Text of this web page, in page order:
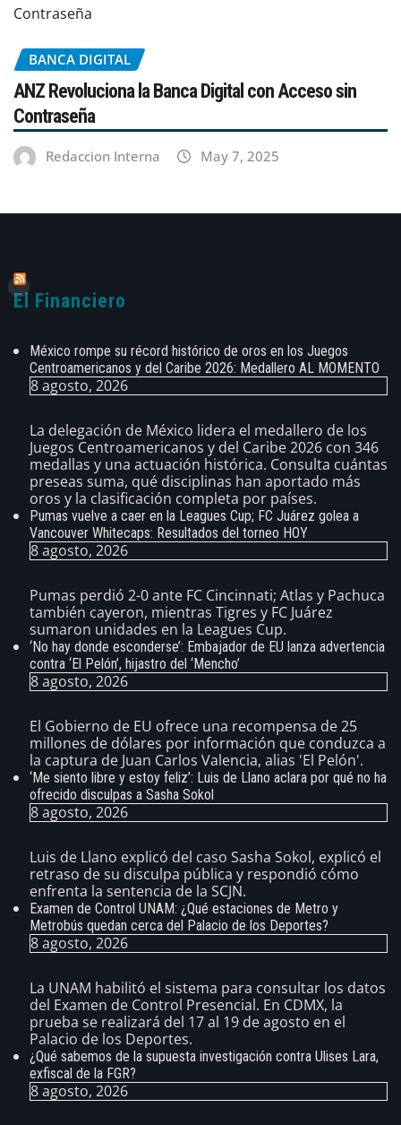
BANCA DIGITAL
ANZ Revoluciona la Banca Digital con Acceso sin
Contraseña
Redaccion Interna May 7, 2025
El Financiero
México rompe su récord histórico de oros en los Juegos
Centroamericanos y del Caribe 2026: Medallero AL MOMENTO
8 agosto, 2026
La delegación de México lidera el medallero de los
Juegos Centroamericanos y del Caribe 2026 con 346
medallas y una actuación histórica. Consulta cuántas
preseas suma, qué disciplinas han aportado más
oros y la clasificación completa por países.
Pumas vuelve a caer en la Leagues Cup; FC Juárez golea a
Vancouver Whitecaps: Resultados del torneo HOY
8 agosto, 2026
Pumas perdió 2-0 ante FC Cincinnati; Atlas y Pachuca
también cayeron, mientras Tigres y FC Juárez
sumaron unidades en la Leagues Cup.
‘No hay donde esconderse’: Embajador de EU lanza advertencia
contra ‘El Pelón’, hijastro del ‘Mencho’
8 agosto, 2026
El Gobierno de EU ofrece una recompensa de 25
millones de dólares por información que conduzca a
la captura de Juan Carlos Valencia, alias 'El Pelón'.
‘Me siento libre y estoy feliz’: Luis de Llano aclara por qué no ha
ofrecido disculpas a Sasha Sokol
8 agosto, 2026
Luis de Llano explicó del caso Sasha Sokol, explicó el
retraso de su disculpa pública y respondió cómo
enfrenta la sentencia de la SCJN.
Examen de Control UNAM: ¿Qué estaciones de Metro y
Metrobús quedan cerca del Palacio de los Deportes?
8 agosto, 2026
La UNAM habilitó el sistema para consultar los datos
del Examen de Control Presencial. En CDMX, la
prueba se realizará del 17 al 19 de agosto en el
Palacio de los Deportes.
¿Qué sabemos de la supuesta investigación contra Ulises Lara,
exfiscal de la FGR?
8 agosto, 2026